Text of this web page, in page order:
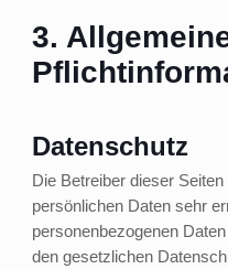
3.
Datenschutz
Die Betreiber dieser
persönlichen Daten sehr
personenbezogenen
den gesetzlichen